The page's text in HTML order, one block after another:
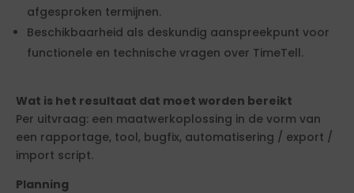
afgesproken termijnen.
Beschikbaarheid als deskundig aanspreekpunt voor
functionele en technische vragen over TimeTell.
Wat is het resultaat dat moet worden bereikt
Per uitvraag: een maatwerkoplossing in de vorm van
een rapportage, tool, bugfix, automatisering / export /
import script.
Planning